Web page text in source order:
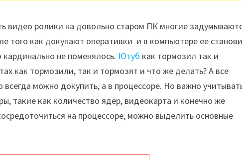
видео ролики на довольно старом ПК многие
того как докупают оперативки и в компьютере ее
кардинально не поменялось. Ютуб как тормозил так и
как тормозили, так и тормозят и что же делать? А все
можно докупить, а в процессоре. Но важно
такие как количество ядер, видеокарта и конечно же
на процессоре, можно выделить основные